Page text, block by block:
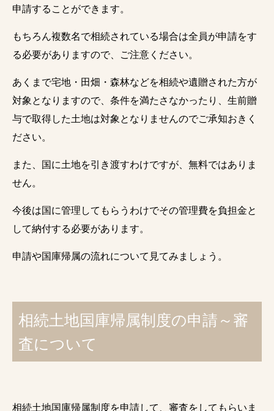
申請することができます。
もちろん複数名で相続されている場合は全員が申請をす
る必要がありますので、ご注意ください。
あくまで宅地・田畑・森林などを相続や遺贈された方が
対象となりますので、条件を満たさなかったり、生前贈
与で取得した土地は対象となりませんのでご承知おきく
ださい。
また、国に土地を引き渡すわけですが、無料ではありま
せん。
今後は国に管理してもらうわけでその管理費を負担金と
して納付する必要があります。
申請や国庫帰属の流れについて見てみましょう。
相続土地国庫帰属制度の申請～審
査について
相続土地国庫帰属制度を申請して、審査をしてもらいま